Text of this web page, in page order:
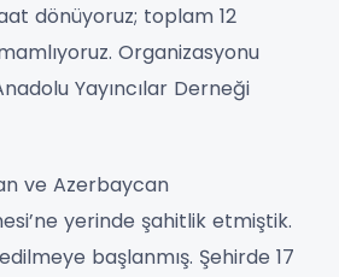
dönüyoruz; toplam 12
Organizasyonu
Yayıncılar Derneği
ve Azerbaycan
yerinde şahitlik etmiştik.
başlanmış. Şehirde 17